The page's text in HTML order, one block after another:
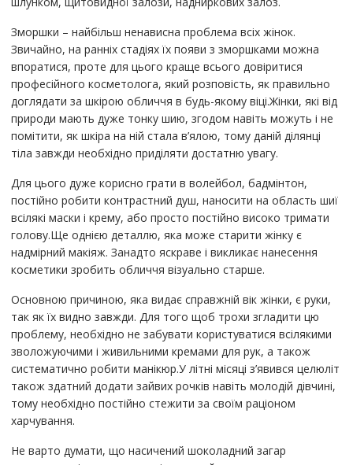
Зморшки – найбільш ненависна проблема всіх жінок.
Звичайно, на ранніх стадіях їх появи з зморшками можна
впоратися, проте для цього краще всього довіритися
професійного косметолога, який розповість, як правильно
доглядати за шкірою обличчя в будь-якому віці.Жінки, які від
природи мають дуже тонку шию, згодом навіть можуть і не
помітити, як шкіра на ній стала в’ялою, тому даній ділянці
тіла завжди необхідно приділяти достатню увагу.
Для цього дуже корисно грати в волейбол, бадмінтон,
постійно робити контрастний душ, наносити на область шиї
всілякі маски і крему, або просто постійно високо тримати
голову.Ще однією деталлю, яка може старити жінку є
надмірний макіяж. Занадто яскраве і викликає нанесення
косметики зробить обличчя візуально старше.
Основною причиною, яка видає справжній вік жінки, є руки,
так як їх видно завжди. Для того щоб трохи згладити цю
проблему, необхідно не забувати користуватися всілякими
зволожуючими і живильними кремами для рук, а також
систематично робити манікюр.У літні місяці з’явився целюліт
також здатний додати зайвих рочків навіть молодій дівчині,
тому необхідно постійно стежити за своїм раціоном
харчування.
Не варто думати, що насичений шоколадний загар